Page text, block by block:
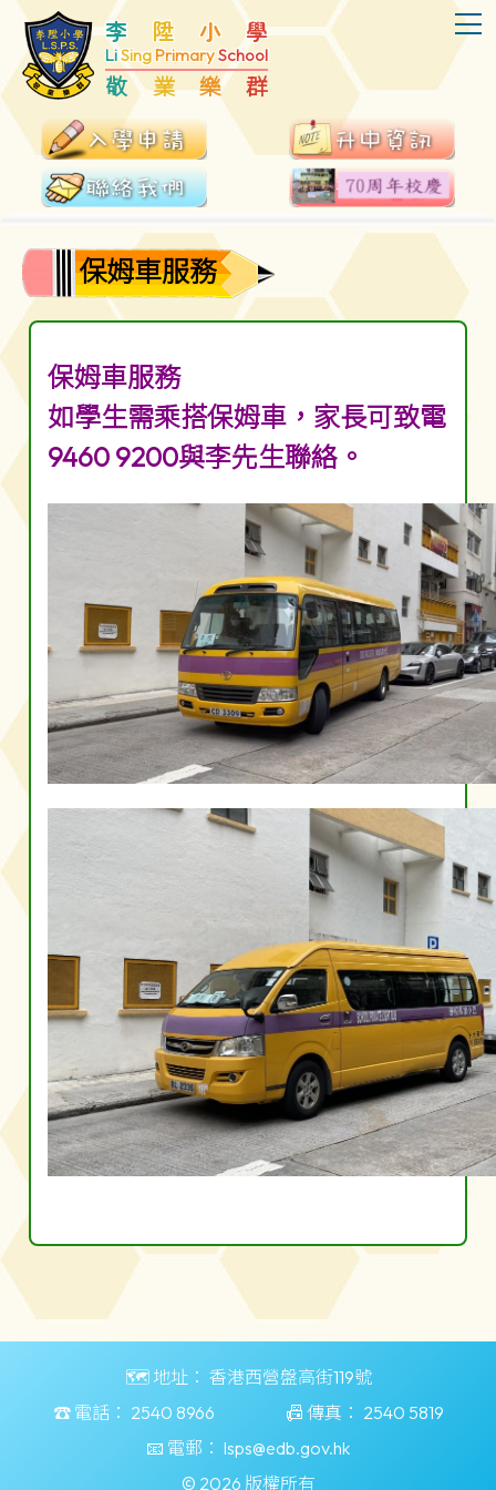
李 陞 小 學
LiSingPrimarySchool
敬 業 樂 群
保姆車服務
保姆車服務
如學生需乘搭保姆車，家長可致電
9460 9200與李先生聯絡。
🗺️ 地址： 香港西營盤高街119號
☎️ 電話： 2540 8966 📠 傳真： 2540 5819
📧 電郵： lsps@edb.gov.hk
© 2026 版權所有